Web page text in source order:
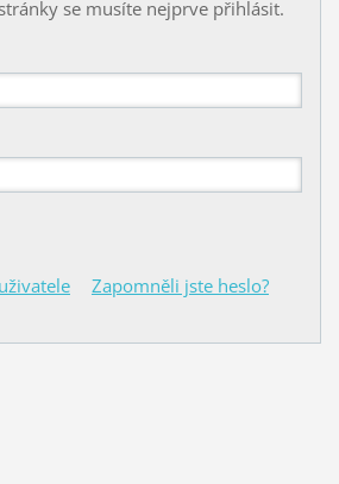
se musíte nejprve přihlásit.
Zapomněli jste heslo?